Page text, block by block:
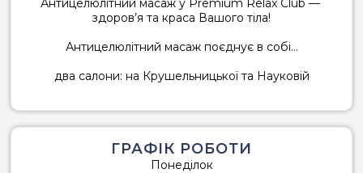
Антицелюлітний масаж у Premium Relax Club —
здоров’я та краса Вашого тіла!
Антицелюлітний масаж поєднує в собі...
ГРАФІК РОБОТИ
Понеділок